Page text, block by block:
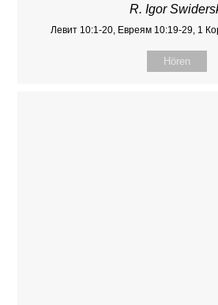
R. Igor
Левит 10:1-20, Евреям 10:19-29, 1
Hören